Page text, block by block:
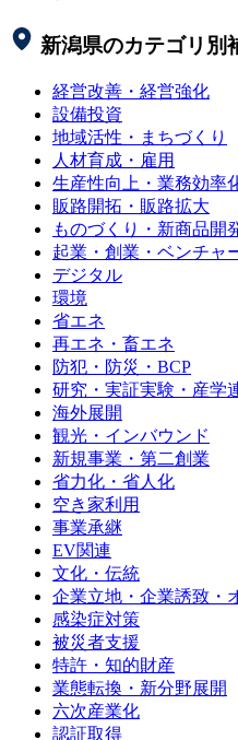
新潟県のカテゴリ別
経営改善・経営強化
設備投資
地域活性・まちづくり
人材育成・雇用
生産性向上・業務効率
販路開拓・販路拡大
ものづくり・新商品開
起業・創業・ベンチャ
デジタル
環境
省エネ
再エネ・畜エネ
防犯・防災・BCP
研究・実証実験・産学
海外展開
観光・インバウンド
新規事業・第二創業
省力化・省人化
空き家利用
事業承継
EV関連
文化・伝統
企業立地・企業誘致・
感染症対策
被災者支援
特許・知的財産
業態転換・新分野展開
六次産業化
認証取得